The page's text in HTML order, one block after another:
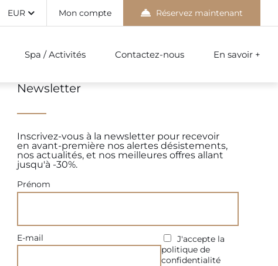
EUR Mon compte Réservez maintenant
Spa / Activités Contactez-nous En savoir +
Newsletter
Inscrivez-vous à la newsletter pour recevoir
en avant-première nos alertes désistements,
nos actualités, et nos meilleures offres allant
jusqu'à -30%.
Prénom
E-mail
J'accepte la
politique de
confidentialité